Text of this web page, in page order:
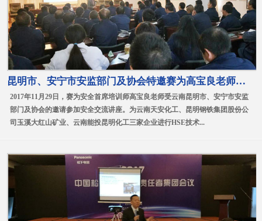
昆明市、安宁市安监部门及协会特邀赛为高宝良老师参加安全交流讲座
2017年11月29日，赛为安全首席培训师高宝良老师受云南昆明市、安宁市安监
部门及协会的邀请参加安全交流讲座。为云南天安化工、昆明钢铁集团股份公
司玉溪大红山矿业、云南能投昆明化工三家企业进行HSE技术...